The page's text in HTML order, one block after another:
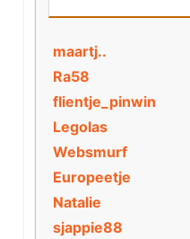
maartj..
Ra58
flientje_pinwin
Legolas
Websmurf
Europeetje
Natalie
sjappie88